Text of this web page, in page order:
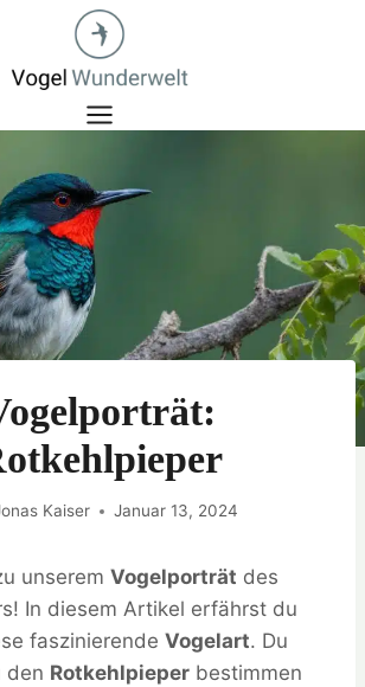
Kaiser Januar 13, 2024
unserem Vogelporträt des
In diesem Artikel erfährst du
faszinierende Vogelart. Du
den Rotkehlpieper bestimmen